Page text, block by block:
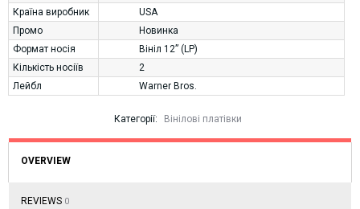
Країна виробник
USA
Промо
Новинка
Формат носія
Вініл 12” (LP)
Кількість носіїв
2
Лейбл
Warner Bros.
Категорії: Вінілові платівки
OVERVIEW
REVIEWS 0